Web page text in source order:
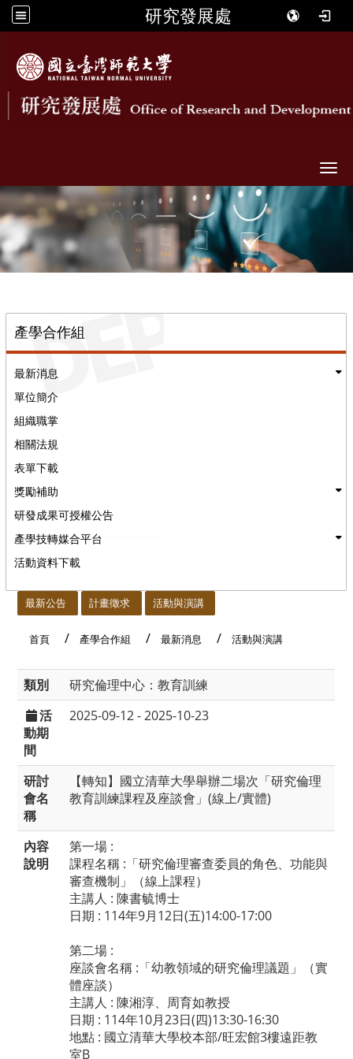
研究發展處
產學合作組
最新消息
單位簡介
組織職掌
相關法規
表單下載
獎勵補助
研發成果可授權公告
產學技轉媒合平台
活動資料下載
最新公告 計畫徵求 活動與演講
首頁 產學合作組 最新消息 活動與演講
類別
研究倫理中心：教育訓練
活
動期
間
2025-09-12 - 2025-10-23
研討
會名
稱
【轉知】國立清華大學舉辦二場次「研究倫理
教育訓練課程及座談會」(線上/實體)
內容
說明
第一場 :
課程名稱 :「研究倫理審查委員的角色、功能與
審查機制」（線上課程）
主講人 : 陳書毓博士
日期 : 114年9月12日(五)14:00-17:00
第二場 :
座談會名稱 :「幼教領域的研究倫理議題」（實
體座談）
主講人 : 陳湘淳、周育如教授
日期 : 114年10月23日(四)13:30-16:30
地點 : 國立清華大學校本部/旺宏館3樓遠距教
室B